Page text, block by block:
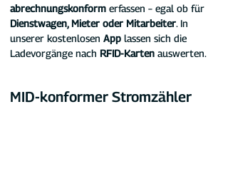
abrechnungskonform erfassen – egal ob für
Dienstwagen, Mieter oder Mitarbeiter. In
unserer kostenlosen App lassen sich die
Ladevorgänge nach RFID-Karten auswerten.
MID-konformer Stromzähler